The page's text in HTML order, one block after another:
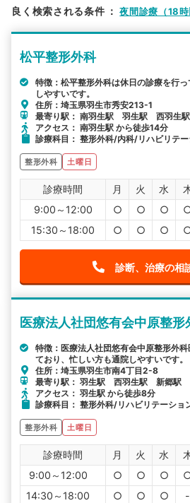
検索する
その他の検索方
駅から探す
良く検索される条件 ： 夜間診療（18時
松平整形外科
特徴：松平整形外科は休日の診療を行
しやすいです。
住所：埼玉県羽生市秀安213-1
最寄り駅： 南羽生駅 羽生駅 西羽生駅
アクセス： 南羽生駅 から徒歩14分
診療科目： 整形外科/内科/リハビリテ
整形外科 土曜日
診療時間 月 火 水
9:00～12:00
○ ○ ○
15:30～18:00
○ ○ ○
診断、治療の相
医療法人社団悠有会中原整形
特徴：医療法人社団悠有会中原整形外
ており、忙しい方も通院しやすいです。
住所：埼玉県羽生市南4丁目2-8
最寄り駅： 羽生駅 西羽生駅 新郷駅
アクセス： 羽生駅 から徒歩8分
診療科目： 整形外科/リハビリテーショ
整形外科 土曜日
診療時間 月 火 水
9:00～12:00
○ ○ ○
14:30～18:00
○ ○ ○ -